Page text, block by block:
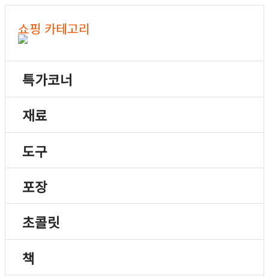
쇼핑 카테고리
특가코너
재료
도구
포장
초콜릿
책